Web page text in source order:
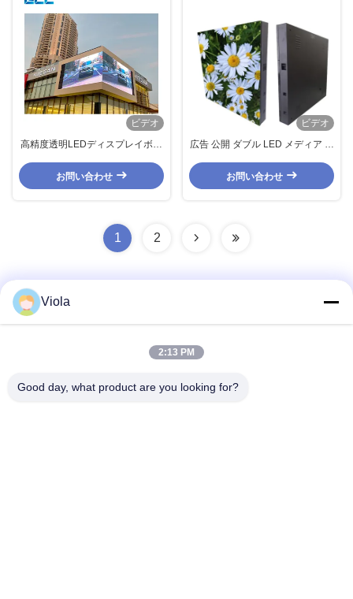
ビデオ
高精度透明LEDディスプレイボー
お問い合わせ
ビデオ
広告 公開 ダブル LED メディア 玄
お問い合わせ
1 2
9階,ビル5 ヘン・ミン・ワン・チュアン・フイセンター,フ
Viola
2:13 PM
Good day, what product are you looking for?